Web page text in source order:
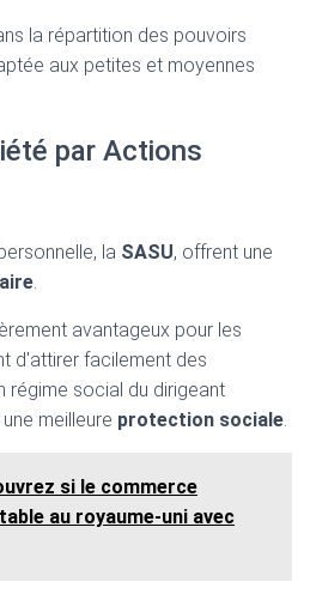
la répartition des pouvoirs
aux petites et moyennes
par Actions
la SASU, offrent une
.
avantageux pour les
d'attirer facilement des
régime social du dirigeant
meilleure protection sociale.
si le commerce
au royaume-uni avec